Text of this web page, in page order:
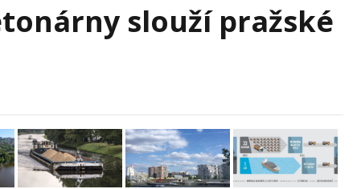
slouží pražské